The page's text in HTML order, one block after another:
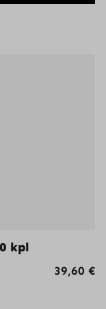
kpl
39,60 €